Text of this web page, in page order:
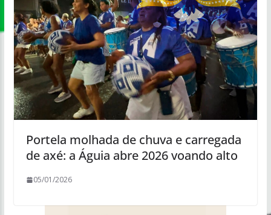
Portela molhada de chuva e carregada
de axé: a Águia abre 2026 voando alto
05/01/2026